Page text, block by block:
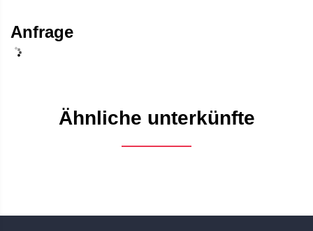
Anfrage
Ähnliche unterkünfte